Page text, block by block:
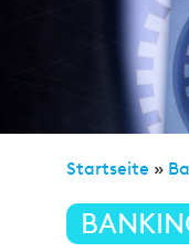
Startseite »